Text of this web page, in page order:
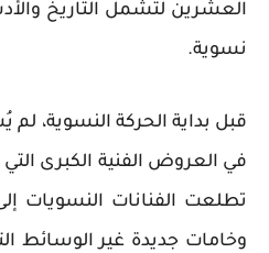
العشرين لتشمل التاريخ
نسوية.
قبل بداية الحركة النسوية،
في العروض الفنية الكبرى التي
تطلعت الفنانات النسويات
وخامات جديدة غير الوسائط